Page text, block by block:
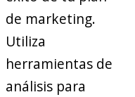
de marketing.
Utiliza
herramientas de
análisis para